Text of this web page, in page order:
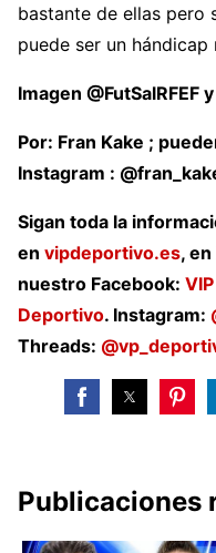
bastante de ellas pero
puede ser un
Imagen @FutSalRFEF
Por: Fran Kake ;
Instagram :
Sigan toda la
en vipdeportivo.es, en
nuestro Facebook:
Deportivo. Instagram:
Threads:
Publicaciones